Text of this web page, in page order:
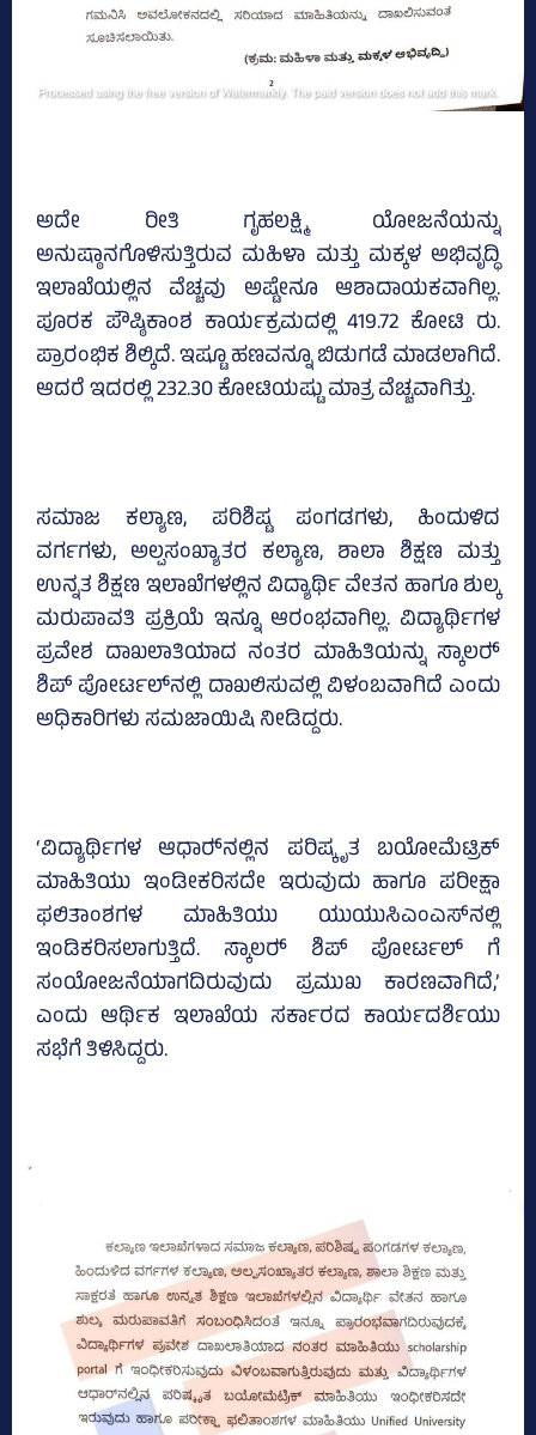
ಅದೇ ರೀತಿ ಗೃಹಲಕ್ಷ್ಮಿ ಯೋಜನೆಯನ್ನು
ಅನುಷ್ಠಾನಗೊಳಿಸುತ್ತಿರುವ ಮಹಿಳಾ ಮತ್ತು ಮಕ್ಕಳ ಅಭಿವೃದ್ಧಿ
ಇಲಾಖೆಯಲ್ಲಿನ ವೆಚ್ಚವು ಅಷ್ಟೇನೂ ಆಶಾದಾಯಕವಾಗಿಲ್ಲ.
ಪೂರಕ ಪೌಷ್ಠಿಕಾಂಶ ಕಾರ್ಯಕ್ರಮದಲ್ಲಿ 419.72 ಕೋಟಿ ರು.
ಪ್ರಾರಂಭಿಕ ಶಿಲ್ಕಿದೆ. ಇಷ್ಟೂ ಹಣವನ್ನೂ ಬಿಡುಗಡೆ ಮಾಡಲಾಗಿದೆ.
ಆದರೆ ಇದರಲ್ಲಿ 232.30 ಕೋಟಿಯಷ್ಟು ಮಾತ್ರ ವೆಚ್ಚವಾಗಿತ್ತು.
ಸಮಾಜ ಕಲ್ಯಾಣ, ಪರಿಶಿಷ್ಟ ಪಂಗಡಗಳು, ಹಿಂದುಳಿದ
ವರ್ಗಗಳು, ಅಲ್ಪಸಂಖ್ಯಾತರ ಕಲ್ಯಾಣ, ಶಾಲಾ ಶಿಕ್ಷಣ ಮತ್ತು
ಉನ್ನತ ಶಿಕ್ಷಣ ಇಲಾಖೆಗಳಲ್ಲಿನ ವಿದ್ಯಾರ್ಥಿ ವೇತನ ಹಾಗೂ ಶುಲ್ಕ
ಮರುಪಾವತಿ ಪ್ರಕ್ರಿಯೆ ಇನ್ನೂ ಆರಂಭವಾಗಿಲ್ಲ. ವಿದ್ಯಾರ್ಥಿಗಳ
ಪ್ರವೇಶ ದಾಖಲಾತಿಯಾದ ನಂತರ ಮಾಹಿತಿಯನ್ನು ಸ್ಕಾಲರ್‍‌
ಶಿಪ್‌ ಪೋರ್ಟಲ್‌ನಲ್ಲಿ ದಾಖಲಿಸುವಲ್ಲಿ ವಿಳಂಬವಾಗಿದೆ ಎಂದು
ಅಧಿಕಾರಿಗಳು ಸಮಜಾಯಿಷಿ ನೀಡಿದ್ದರು.
‘ವಿದ್ಯಾರ್ಥಿಗಳ ಆಧಾರ್‍‌ನಲ್ಲಿನ ಪರಿಷ್ಕೃತ ಬಯೋಮೆಟ್ರಿಕ್‌
ಮಾಹಿತಿಯು ಇಂಡೀಕರಿಸದೇ ಇರುವುದು ಹಾಗೂ ಪರೀಕ್ಷಾ
ಫಲಿತಾಂಶಗಳ ಮಾಹಿತಿಯು ಯುಯುಸಿಎಂಎಸ್‌ನಲ್ಲಿ
ಇಂಡಿಕರಿಸಲಾಗುತ್ತಿದೆ. ಸ್ಕಾಲರ್‍‌ ಶಿಪ್‌ ಪೋರ್ಟಲ್‌ ಗೆ
ಸಂಯೋಜನೆಯಾಗದಿರುವುದು ಪ್ರಮುಖ ಕಾರಣವಾಗಿದೆ,’
ಎಂದು ಆರ್ಥಿಕ ಇಲಾಖೆಯ ಸರ್ಕಾರದ ಕಾರ್ಯದರ್ಶಿಯು
ಸಭೆಗೆ ತಿಳಿಸಿದ್ದರು.